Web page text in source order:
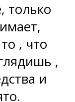
только
, что
,
и